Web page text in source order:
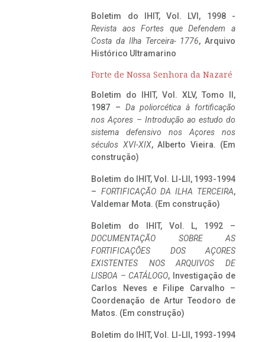
Boletim do IHIT, Vol. LVI, 1998 -
Revista aos Fortes que Defendem a
Costa da Ilha Terceira- 1776, Arquivo
Histórico Ultramarino
Forte de Nossa Senhora da Nazaré
Boletim do IHIT, Vol. XLV, Tomo II,
1987 – Da poliorcética à fortificação
nos Açores – Introdução ao estudo do
sistema defensivo nos Açores nos
séculos XVI-XIX, Alberto Vieira. (Em
construção)
Boletim do IHIT, Vol. LI-LII, 1993-1994
– FORTIFICAÇÃO DA ILHA TERCEIRA,
Valdemar Mota. (Em construção)
Boletim do IHIT, Vol. L, 1992 –
DOCUMENTAÇÃO SOBRE AS
FORTIFICAÇÕES DOS AÇORES
EXISTENTES NOS ARQUIVOS DE
LISBOA – CATÁLOGO, Investigação de
Carlos Neves e Filipe Carvalho –
Coordenação de Artur Teodoro de
Matos. (Em construção)
Boletim do IHIT, Vol. LI-LII, 1993-1994